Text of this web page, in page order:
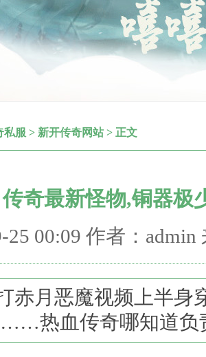
私服 > 新开传奇网站> 正文
传奇最新怪物,铜器极
25 00:09 作者：admin
赤月恶魔视频上半身
热血传奇哪知道负